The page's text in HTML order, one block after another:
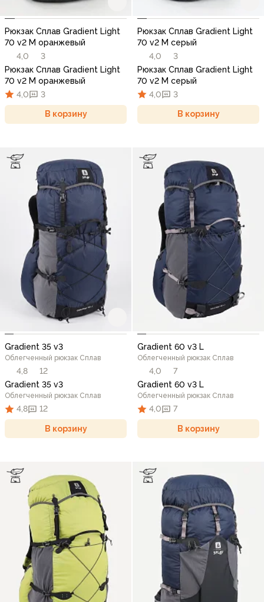
Рюкзак Сплав Gradient Light
70 v2 M оранжевый
4,0
3
Рюкзак Сплав Gradient Light
70 v2 M оранжевый
4,0
3
В корзину
Рюкзак Сплав Gradient Light
70 v2 M серый
4,0
3
Рюкзак Сплав Gradient Light
70 v2 M серый
4,0
3
В корзину
Gradient 35 v3
Облегченный рюкзак Сплав
4,8
12
Gradient 35 v3
Облегченный рюкзак Сплав
4,8 12
В корзину
Gradient 60 v3 L
Облегченный рюкзак Сплав
4,0
7
Gradient 60 v3 L
Облегченный рюкзак Сплав
4,0 7
В корзину